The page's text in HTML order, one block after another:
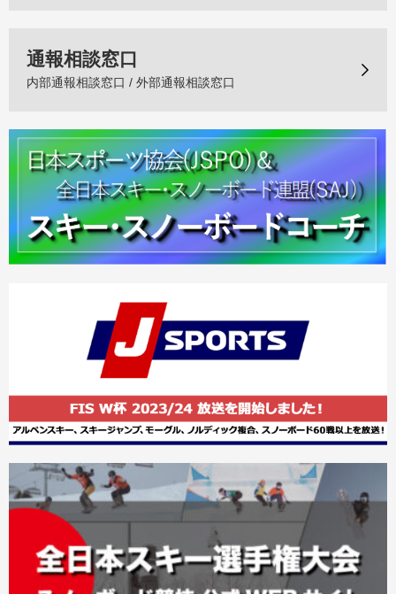
通報相談窓口
内部通報相談窓口 / 外部通報相談窓口